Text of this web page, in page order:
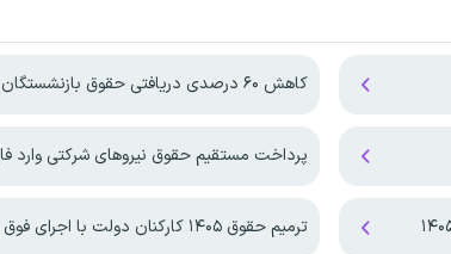
کاهش ۶۰ درصدی دریافتی حقوق بازنشستگان دولت
پرداخت مستقیم حقوق نیروهای شرکتی وارد
ترمیم حقوق ۱۴۰۵ کارکنان دولت با اجرای فوق العاده خاص!